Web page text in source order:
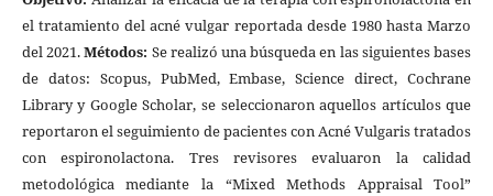
el tratamiento del acné vulgar reportada desde 1980 hasta Marzo
del 2021.Métodos: Se realizó una búsqueda en las siguientes bases
de datos: Scopus, PubMed, Embase, Science direct, Cochrane
Library y Google Scholar, se seleccionaron aquellos artículos que
reportaron el seguimiento de pacientes con Acné Vulgaris tratados
con espironolactona. Tres revisores evaluaron la calidad
metodológica mediante la “Mixed Methods Appraisal Tool”